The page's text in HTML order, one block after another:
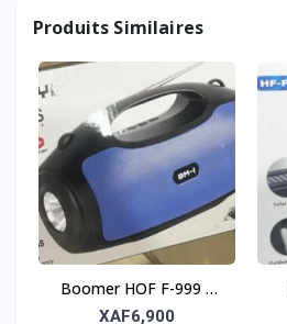
Produits Similaires
Boomer HOF F-999 –
Haut-parleur solaire
XAF6,900